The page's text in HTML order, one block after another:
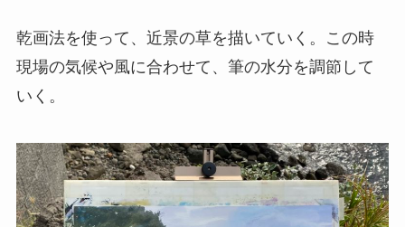
乾画法を使って、近景の草を描いていく。この時
現場の気候や風に合わせて、筆の水分を調節して
いく。